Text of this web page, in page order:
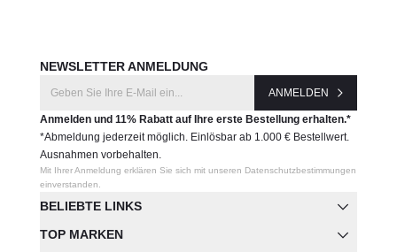
BELIEBTE LINKS
TOP MARKEN
NEWSLETTER ANMELDUNG
ANMELDEN
Anmelden und 11% Rabatt auf Ihre erste Bestellung erhalten.*
*Abmeldung jederzeit möglich. Einlösbar ab 1.000 € Bestellwert.
Ausnahmen vorbehalten.
Mit Ihrer Anmeldung erklären Sie sich mit unseren Datenschutzbestimmungen
einverstanden.